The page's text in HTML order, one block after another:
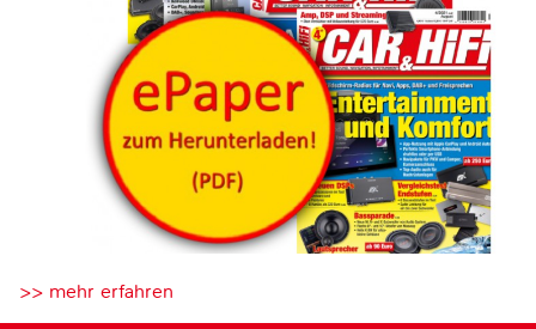
>> mehr erfahren